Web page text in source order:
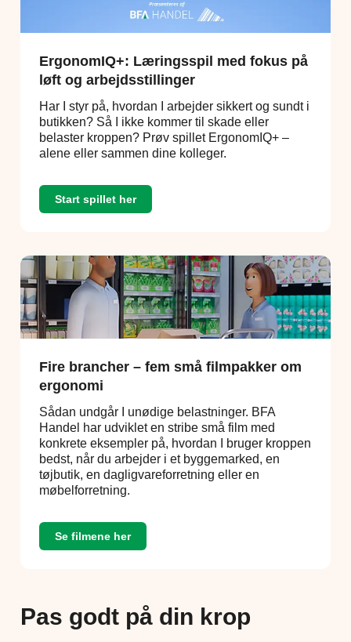
ErgonomIQ+: Læringsspil med fokus på
løft og arbejdsstillinger
Har I styr på, hvordan I arbejder sikkert og sundt i
butikken? Så I ikke kommer til skade eller
belaster kroppen? Prøv spillet ErgonomIQ+ –
alene eller sammen dine kolleger.
Start spillet her
Fire brancher – fem små filmpakker om
ergonomi
Sådan undgår I unødige belastninger. BFA
Handel har udviklet en stribe små film med
konkrete eksempler på, hvordan I bruger kroppen
bedst, når du arbejder i et byggemarked, en
tøjbutik, en dagligvareforretning eller en
møbelforretning.
Se filmene her
Pas godt på din krop